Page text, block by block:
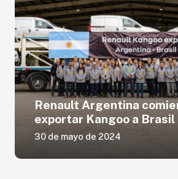
Renault Argentina
exportar Kangoo a Brasil
30 de mayo de 2024